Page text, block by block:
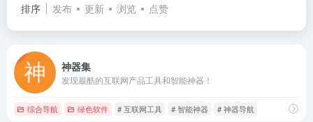
排序 发布 更新 浏览 点赞
神器集
发现最酷的互联网产品工具和智能神器！
综合导航 绿色软件 # 互联网工具 # 智能神器 # 神器导航